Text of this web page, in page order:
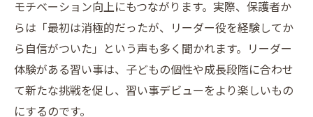
モチベーション向上にもつながります。実際、保護者か
らは「最初は消極的だったが、リーダー役を経験してか
ら自信がついた」という声も多く聞かれます。リーダー
体験がある習い事は、子どもの個性や成長段階に合わせ
て新たな挑戦を促し、習い事デビューをより楽しいもの
にするのです。